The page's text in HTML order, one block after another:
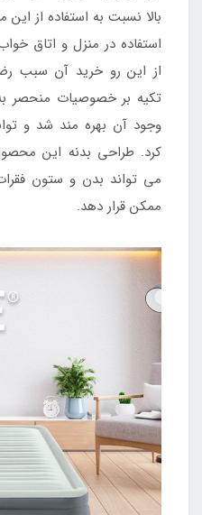
بالا نسبت به استفاده از
استفاده در منزل و اتاق
از این رو خرید آن سبب
تکیه بر خصوصیات منحصر
وجود آن بهره مند شد و
کرد. طراحی بدنه این
می تواند بدن و ستون
ممکن قرار دهد.